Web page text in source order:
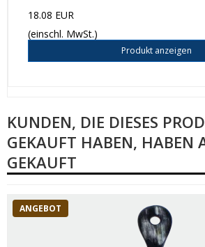
18.08 EUR
(einschl. MwSt.)
Produkt anzeigen
KUNDEN, DIE DIESES
GEKAUFT HABEN, HABEN
GEKAUFT
ANGEBOT